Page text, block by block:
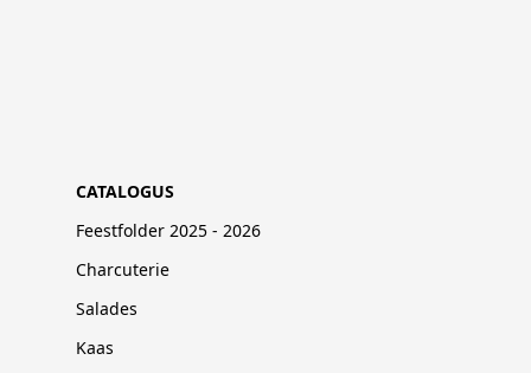
CATALOGUS
Feestfolder 2025 - 2026
Charcuterie
Salades
Kaas